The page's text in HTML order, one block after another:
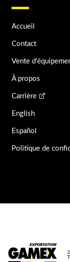
Accueil
Contact
Vente
À propos
Carrière
English
Español
Politique de